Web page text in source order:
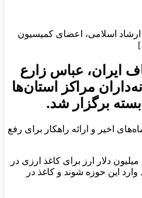
اسلامی، اعضای کمیسیون
ایران، عباس زارع
مراکز استان‌ها
اخیر و ارائه راهکار برای رفع
مدیر کل دفتر چاپ وزارت فرهنگ و ارشاد اسلامی نیز در این نشست گفت: با پیگیری وزیر فرهنگ و ارشاد اسلامی در جلسه گروه کاغذ با حضور معاون اول رئیس‌جمهور ۴۰ میلیون دلار ارز برای کاغذ ارزی در
وارد این حوزه شوند و کاغذ در